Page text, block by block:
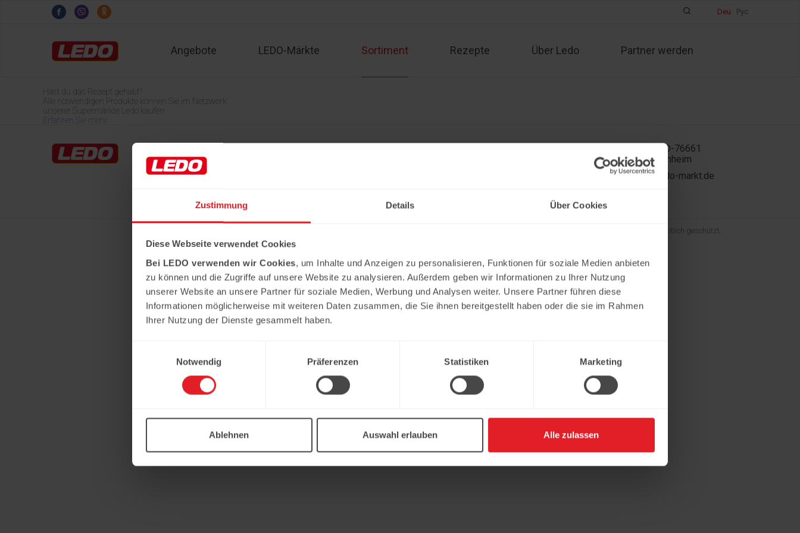
Zustimmung Details Über Cookies
Diese Webseite verwendet Cookies
Bei LEDO verwenden wir Cookies, um Inhalte und Anzeigen zu personalisieren, Funktionen für soziale Medien anbieten
zu können und die Zugriffe auf unsere Website zu analysieren. Außerdem geben wir Informationen zu Ihrer Nutzung
unserer Website an unsere Partner für soziale Medien, Werbung und Analysen weiter. Unsere Partner führen diese
Informationen möglicherweise mit weiteren Daten zusammen, die Sie ihnen bereitgestellt haben oder die sie im Rahmen
Ihrer Nutzung der Dienste gesammelt haben.
Notwendig
Präferenzen Statistiken Marketing
Ablehnen Auswahl erlauben Alle zulassen
Deu Рус
Angebote LEDO-Märkte Sortiment Rezepte Über Ledo Partner werden
Hast du das Rezept gehabt?
Alle notwendigen Produkte können Sie im Netzwerk
unserer Supermärkte Ledo kaufen
Erfahren Sie mehr
LEDO-Märkte
Über Ledo
In der Kühweid 2a D-76661
Philippsburg-Huttenheim
ledo.informiert@ledo-markt.de
Copyright © 2026 Ledo. Diese Webseite und der gesamte Inhalt sind urheberrechtlich geschützt.